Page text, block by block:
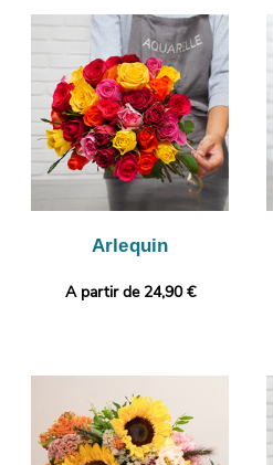
vase de transport viendra
Àvant son envoi, une
Nous vous ferons ensuite parvenir
manière à ce que vous puissiez
sera reçu par le destinataire
commandé. L’envoi sera ensuite
plus original encore avec une
choix.
Arlequin
A partir de 24,90 €